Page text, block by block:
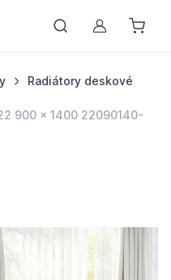
Můj účet
Radiátory deskové
900 x 1400 22090140-